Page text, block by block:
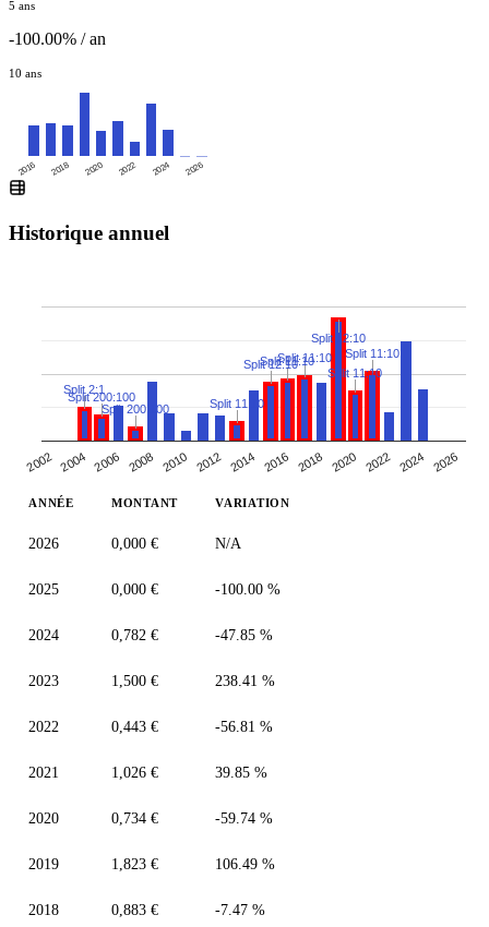
5 ans
-100.00% / an
10 ans
2016 2018 2020 2022 2024 2026
Historique annuel
2002 2004 2006 2008 2010 2012 2014 2016 2018 2020 2022 2024 2026
Split 2:1
Split 200:100
Split 200:100
Split 11:10
Split 12:10
Split 11:10
Split 11:10
Split 12:10
Split 11:10
Split 11:10
ANNÉE MONTANT VARIATION
2026 0,000 € N/A
2025 0,000 € -100.00 %
2024 0,782 € -47.85 %
2023 1,500 € 238.41 %
2022 0,443 € -56.81 %
2021 1,026 € 39.85 %
2020 0,734 € -59.74 %
2019 1,823 € 106.49 %
2018 0,883 € -7.47 %